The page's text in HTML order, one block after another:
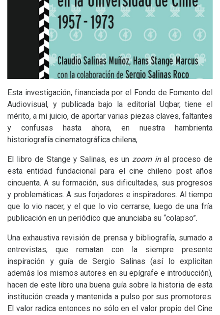
Esta investigación, financiada por el Fondo de Fomento del
Audiovisual, y publicada bajo la editorial Uqbar, tiene el
mérito, a mi juicio, de aportar varias piezas claves, faltantes
y confusas hasta ahora, en nuestra hambrienta
historiografía cinematográfica chilena,
El libro de Stange y Salinas, es un zoom inal proceso de
esta entidad fundacional para el cine chileno post años
cincuenta. A su formación, sus dificultades, sus progresos
y problemáticas. A sus forjadores e inspiradores. Al tiempo
que lo vio nacer, y el que lo vio cerrarse, luego de una fría
publicación en un periódico que anunciaba su “colapso”.
Una exhaustiva revisión de prensa y bibliografía, sumado a
entrevistas, que rematan con la siempre presente
inspiración y guía de Sergio Salinas (así lo explicitan
además los mismos autores en su epígrafe e introducción),
hacen de este libro una buena guía sobre la historia de esta
institución creada y mantenida a pulso por sus promotores.
El valor radica entonces no sólo en el valor propio del Cine